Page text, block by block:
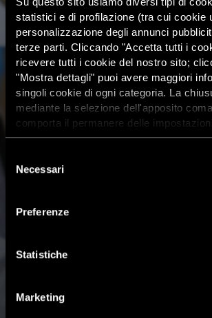
statistici e di profilazione (tra cui cookie
personalizzazione degli annunci
terze parti. Cliccando "Accetta tutti i
ricevere tutti i cookie del nostro sito;
"Mostra dettagli" puoi avere maggiori
singoli cookie di ogni categoria. La
mediante la selezione dell'apposito
comporta il permanere delle
dunque la continuazione della
dei cookie attivi sul sito clicca
delNecessari
Preferenze
Statistiche
Marketing
Giornata della Terra:
consapevolezza
sull’urgenza della crisi
21 Aprile 2023